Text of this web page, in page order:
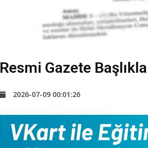
Resmi Gazete
2026-07-09 00:01:26